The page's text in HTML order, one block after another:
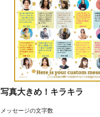
写真大きめ！キラキラ
メッセージの文字数